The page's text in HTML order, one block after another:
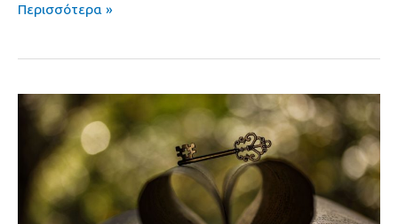
Περισσότερα »